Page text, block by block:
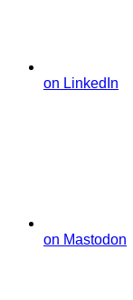
on LinkedIn
on Mastodon